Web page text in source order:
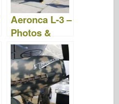
Aeronca L-3 –
Photos &
Vidéo